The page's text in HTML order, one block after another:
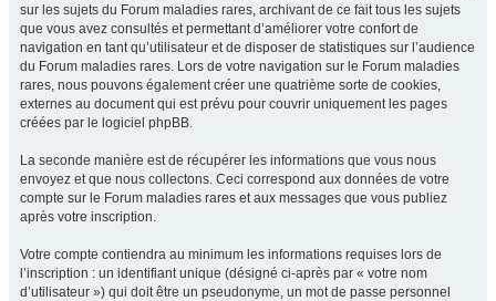
sur les sujets du Forum maladies rares, archivant de ce fait tous les sujets
que vous avez consultés et permettant d’améliorer votre confort de
navigation en tant qu’utilisateur et de disposer de statistiques sur l’audience
du Forum maladies rares. Lors de votre navigation sur le Forum maladies
rares, nous pouvons également créer une quatrième sorte de cookies,
externes au document qui est prévu pour couvrir uniquement les pages
créées par le logiciel phpBB.
La seconde manière est de récupérer les informations que vous nous
envoyez et que nous collectons. Ceci correspond aux données de votre
compte sur le Forum maladies rares et aux messages que vous publiez
après votre inscription.
Votre compte contiendra au minimum les informations requises lors de
l’inscription : un identifiant unique (désigné ci-après par « votre nom
d’utilisateur ») qui doit être un pseudonyme, un mot de passe personnel